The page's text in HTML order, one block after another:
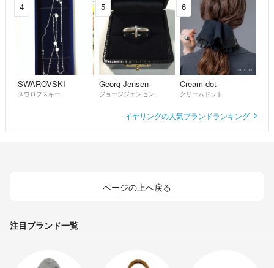
4
SWAROVSKI
スワロフスキー
5
Georg Jensen
ジョージジェンセン
6
Cream dot
クリームドット
イヤリングの人気ブランドランキング
ページの上へ戻る
注目ブランド一覧